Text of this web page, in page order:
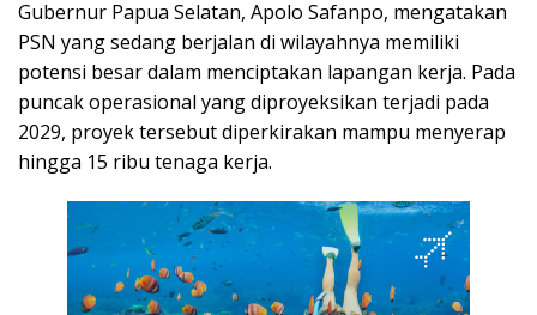
Gubernur Papua Selatan, Apolo Safanpo, mengatakan
PSN yang sedang berjalan di wilayahnya memiliki
potensi besar dalam menciptakan lapangan kerja. Pada
puncak operasional yang diproyeksikan terjadi pada
2029, proyek tersebut diperkirakan mampu menyerap
hingga 15 ribu tenaga kerja.